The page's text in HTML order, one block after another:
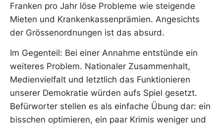
Franken pro Jahr löse Probleme wie steigende
Mieten und Krankenkassenprämien. Angesichts
der Grössenordnungen ist das absurd.
Im Gegenteil: Bei einer Annahme entstünde ein
weiteres Problem. Nationaler Zusammenhalt,
Medienvielfalt und letztlich das Funktionieren
unserer Demokratie würden aufs Spiel gesetzt.
Befürworter stellen es als einfache Übung dar: ein
bisschen optimieren, ein paar Krimis weniger und